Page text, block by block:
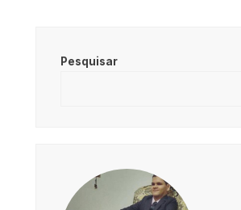
Pesquisar